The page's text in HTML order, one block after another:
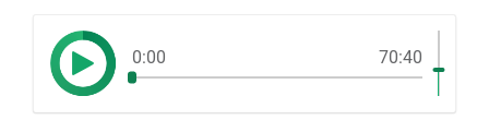
0:00 70:40